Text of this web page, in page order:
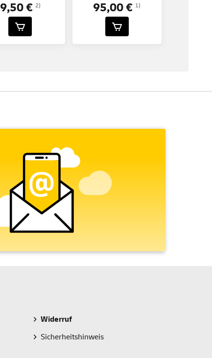
9,50 € 2) 95,00 € 1)
Widerruf
Sicherheitshinweis